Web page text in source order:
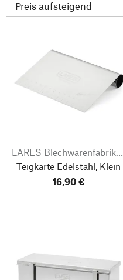
LARES Blechwarenfabrikation
Teigkarte Edelstahl, Klein
16,90 €